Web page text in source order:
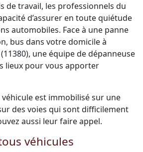
de travail, les professionnels du
d’assurer en toute quiétude
automobiles. Face à une panne
bus dans votre domicile à
une équipe de dépanneuse
lieux pour vous apporter
est immobilisé sur une
des voies qui sont difficilement
aussi leur faire appel.
véhicules